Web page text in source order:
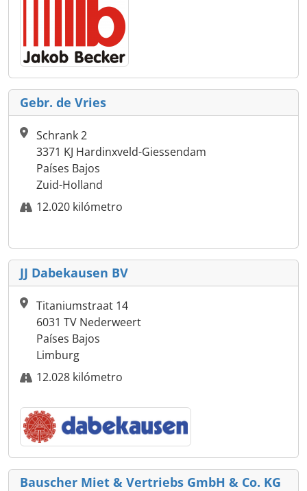
Gebr. de Vries
Schrank 2
3371 KJ Hardinxveld-Giessendam
Países Bajos
Zuid-Holland
12.020 kilómetro
JJ Dabekausen BV
Titaniumstraat 14
6031 TV Nederweert
Países Bajos
Limburg
12.028 kilómetro
Bauscher Miet & Vertriebs GmbH & Co. KG